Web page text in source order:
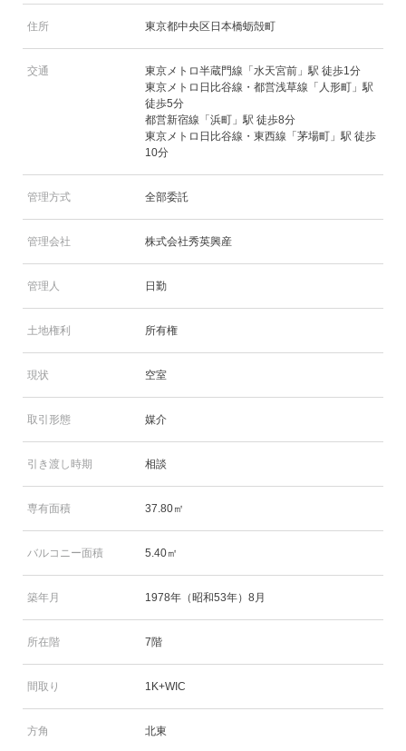
住所 東京都中央区日本橋蛎殻町
交通
東京メトロ半蔵門線「水天宮前」駅 徒歩1分
東京メトロ日比谷線・都営浅草線「人形町」駅
徒歩5分
都営新宿線「浜町」駅 徒歩8分
東京メトロ日比谷線・東西線「茅場町」駅 徒歩
10分
管理方式 全部委託
管理会社 株式会社秀英興産
管理人 日勤
土地権利 所有権
現状 空室
取引形態 媒介
引き渡し時期 相談
専有面積 37.80㎡
バルコニー面積 5.40㎡
築年月 1978年（昭和53年）8月
所在階 7階
間取り 1K+WIC
方角 北東